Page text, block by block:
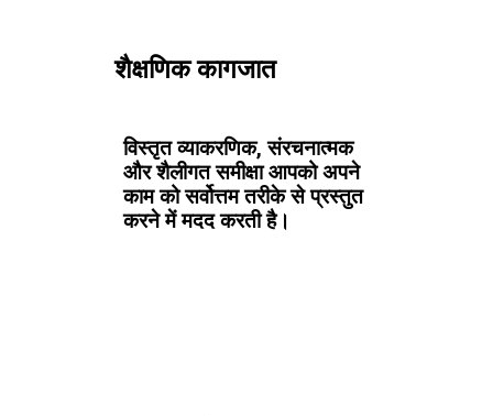
शैक्षणिक कागजात
विस्तृत व्याकरणिक, संरचनात्मक
और शैलीगत समीक्षा आपको अपने
काम को सर्वोत्तम तरीके से प्रस्तुत
करने में मदद करती है।